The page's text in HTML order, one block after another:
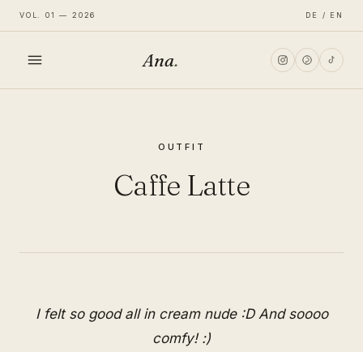
VOL. 01 — 2026 DE / EN
Ana.
OUTFIT
Caffe Latte
I felt so good all in cream nude :D And soooo
comfy! :)